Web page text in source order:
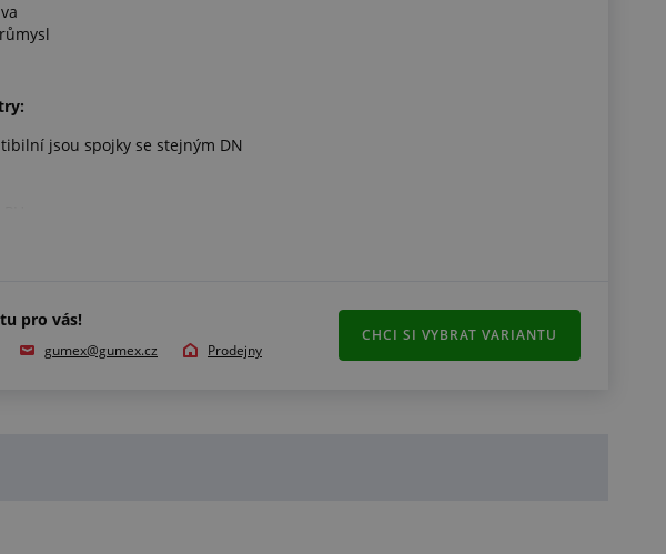
jsou spojky se stejným DN
pro vás!
gumex@gumex.cz Prodejny
CHCI SI VYBRAT VARIANTU